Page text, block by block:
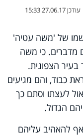
עודכן27.06.17 15:33
שמו של 'משה עטיה'
מדברים. כי משה
הצפונית.
כבוד, והם מגיעים
לעצתו וסתם כך
הגדול.
להאהיב עליהם